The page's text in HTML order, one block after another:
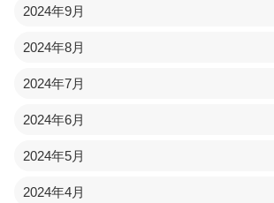
2024年9月
2024年8月
2024年7月
2024年6月
2024年5月
2024年4月